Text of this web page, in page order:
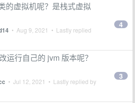
的虚拟机呢？是栈式虚拟
• Aug 9, 2021 • Lastly replied
4
运行自己的 jvm 版本呢？
• Jul 12, 2021 • Lastly replied by
3